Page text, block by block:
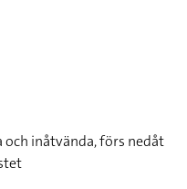
inåtvända, förs nedåt